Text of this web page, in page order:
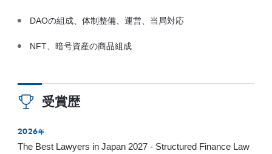
DAOの組成、体制整備、運営、当局対応
NFT、暗号資産の商品組成
受賞歴
2026年
The Best Lawyers in Japan 2027 - Structured Finance Law